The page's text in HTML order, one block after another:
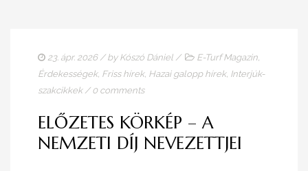
23. ápr. 2026/ by Kószó Dániel / E-Turf Magazin,
Érdekességek, Friss hírek, Hazai galopp hírek, Interjúk-
szakcikkek/ 0 comments
ELŐZETES KÖRKÉP – A
NEMZETI DÍJ NEVEZETTJEI